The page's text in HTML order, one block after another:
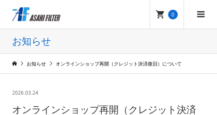
0
お知らせ
お知らせ オンラインショップ再開（クレジット決済復旧）について
2026.03.24
オンラインショップ再開（クレジット決済